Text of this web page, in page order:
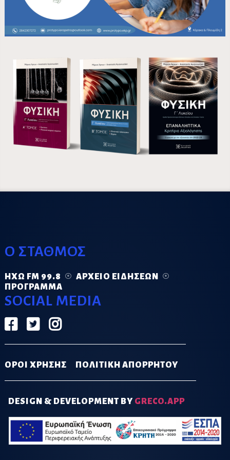
Ο ΣΤΑΘΜΟΣ
ΗΧΏ FM 99.8
ΑΡΧΕΊΟ ΕΙΔΉΣΕΩΝ
ΠΡΌΓΡΑΜΜΑ
SOCIAL MEDIA
ΟΡΟΙ ΧΡΗΣΗΣ ΠΟΛΙΤΙΚΗ ΑΠΟΡΡΗΤΟΥ
DESIGN & DEVELOPMENT BY GRECO.APP